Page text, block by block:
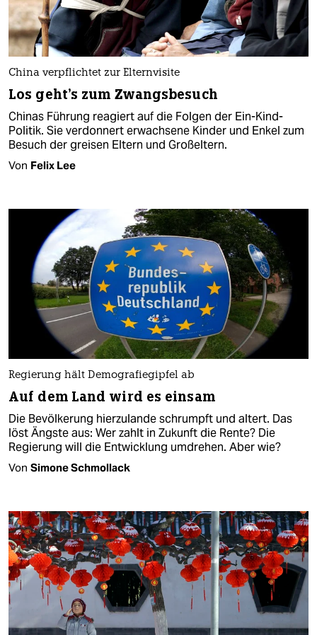
China verpflichtet zur Elternvisite
Los geht's zum Zwangsbesuch
Chinas Führung reagiert auf die Folgen der Ein-Kind-
Politik. Sie verdonnert erwachsene Kinder und Enkel zum
Besuch der greisen Eltern und Großeltern.
Von Felix Lee
Regierung hält Demografiegipfel ab
Auf dem Land wird es einsam
Die Bevölkerung hierzulande schrumpft und altert. Das
löst Ängste aus: Wer zahlt in Zukunft die Rente? Die
Regierung will die Entwicklung umdrehen. Aber wie?
Von Simone Schmollack